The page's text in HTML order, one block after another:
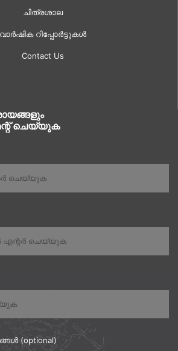
ചിത്രശാല
വാർഷിക റിപ്പോർട്ടുകൾ
Contact Us
ചെയ്യുക
(optional)